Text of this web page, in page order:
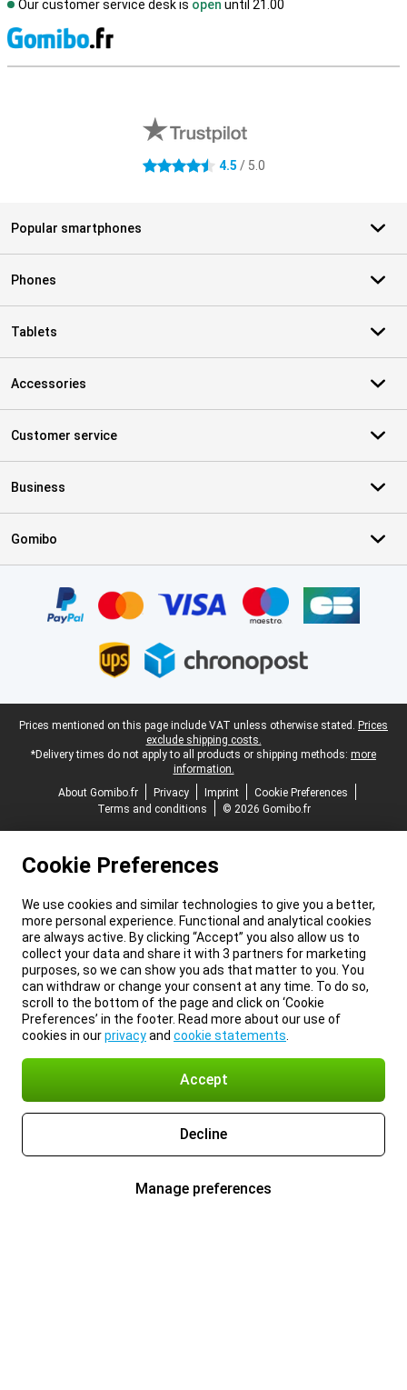
Our customer service desk is open until 21.00
4.5 stars 4.5 / 5.0
Popular smartphones
Phones
Tablets
Accessories
Customer service
Business
Gomibo
Legal footer
Prices mentioned on this page include VAT unless otherwise stated. Prices
exclude shipping costs.
*Delivery times do not apply to all products or shipping methods: more
information.
About Gomibo.fr
Privacy Imprint
Cookie Preferences
Terms and conditions
© 2026 Gomibo.fr
Cookie Preferences
We use cookies and similar technologies to give you a better,
more personal experience. Functional and analytical cookies
are always active. By clicking “Accept” you also allow us to
collect your data and share it with 3 partners for marketing
purposes, so we can show you ads that matter to you. You
can withdraw or change your consent at any time. To do so,
scroll to the bottom of the page and click on ‘Cookie
Preferences’ in the footer. Read more about our use of
cookies in ourprivacyand cookie statements
Accept
Decline
Manage preferences